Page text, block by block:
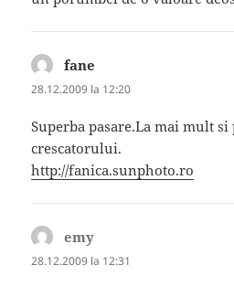
fane
28.12.2009 la 12:20
Superba pasare.La mai mult
crescatorului.
http://fanica.sunphoto.ro
emy
28.12.2009 la 12:31